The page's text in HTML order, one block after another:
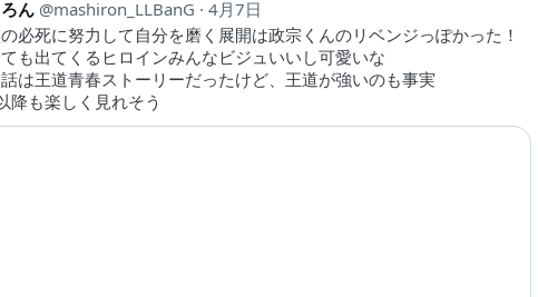
ん mashiron_LLBanG
4月7日
必死に努力して自分を磨く展開は政宗くんのリベンジっぽかった！
も出てくるヒロインみんなビジュいいし可愛いな
は王道青春ストーリーだったけど、王道が強いのも事実
降も楽しく見れそう